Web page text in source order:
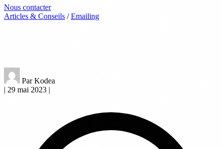
Nous contacter
Articles & Conseils / Emailing
Par Kodea
| 29 mai 2023 |